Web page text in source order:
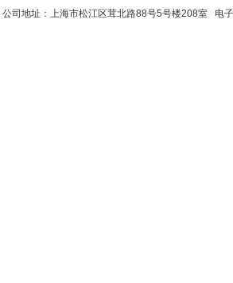
公司地址：上海市松江区茸北路88号5号楼208室 电